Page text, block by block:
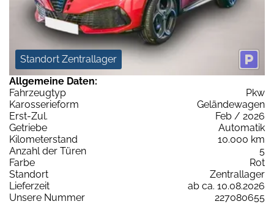
Standort Zentrallager
Allgemeine Daten:
Fahrzeugtyp
Pkw
Karosserieform
Geländewagen
Erst-Zul.
Feb / 2026
Getriebe
Automatik
Kilometerstand
10.000 km
Anzahl der Türen
5
Farbe
Rot
Standort
Zentrallager
Lieferzeit
ab ca. 10.08.2026
Unsere Nummer
227080655